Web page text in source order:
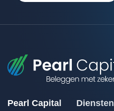
Pearl Capital
Diensten